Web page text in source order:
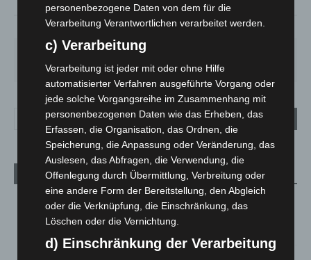
69% 1.8m/s 9%
SA.
27°
SO.
34° 28° 22°
Aktuelle Beiträge
Kunst trifft Weingenuss: Barbara-Susann Mehring zeigt ihre
Werke im Jacques’ Wein-Depot Isernhagen
personenbezogene Daten von dem für die
Verarbeitung Verantwortlichen verarbeitet werden.
c) Verarbeitung
Verarbeitung ist jeder mit oder ohne Hilfe
automatisierter Verfahren ausgeführte Vorgang oder
jede solche Vorgangsreihe im Zusammenhang mit
personenbezogenen Daten wie das Erheben, das
Erfassen, die Organisation, das Ordnen, die
Speicherung, die Anpassung oder Veränderung, das
Auslesen, das Abfragen, die Verwendung, die
Offenlegung durch Übermittlung, Verbreitung oder
eine andere Form der Bereitstellung, den Abgleich
oder die Verknüpfung, die Einschränkung, das
Löschen oder die Vernichtung.
d) Einschränkung der Verarbeitung